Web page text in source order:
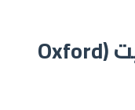
شارع أكسفورد ستريت (Oxford